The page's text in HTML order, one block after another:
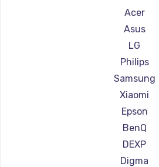
Ремонт
Ремонт
Ремонт
Ремонт
Ремонт
Ремонт проекторов
Ремонт проекторов
Ремонт
Acer
Asus
LG
Philips
Samsung
Xiaomi
Epson
BenQ
DEXP
Digma